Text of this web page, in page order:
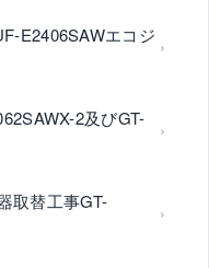
E2406SAWエコジ
2及びGT-
取替工事GT-